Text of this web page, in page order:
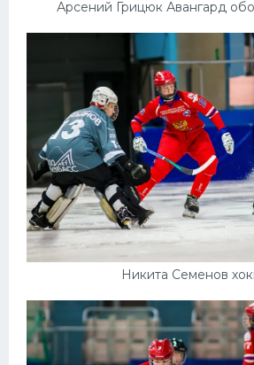
Арсений Грицюк Авангард
Никита Семенов